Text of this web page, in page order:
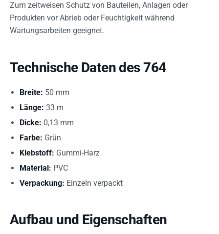
Zum zeitweisen Schutz von Bauteilen, Anlagen oder
Produkten vor Abrieb oder Feuchtigkeit während
Wartungsarbeiten geeignet.
Technische Daten des 764
Breite: 50 mm
Länge: 33 m
Dicke: 0,13 mm
Farbe: Grün
Klebstoff: Gummi-Harz
Material: PVC
Verpackung: Einzeln verpackt
Aufbau und Eigenschaften